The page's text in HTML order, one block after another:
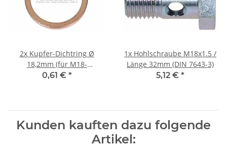
2x Kupfer-Dichtring Ø
18,2mm (für M18-
Verschraubungen) DIN 7603
0,61 € *
1x Hohlschraube M18x1.5 /
Länge 32mm (DIN 7643-3)
5,12 € *
Kunden kauften dazu folgende
Artikel: